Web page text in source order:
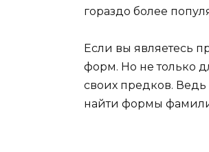
гораздо более
Если вы являетесь
форм. Но не только
своих предков.
найти формы